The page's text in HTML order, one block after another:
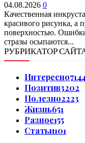
04.08.2026 0
Качественная
красивого рисунка, а
поверхностью.
стразы осыпаются...
РУБРИКАТОР
Интересно
Позитив3202
Полезно2223
Жизнь651
Разное155
Статьи101